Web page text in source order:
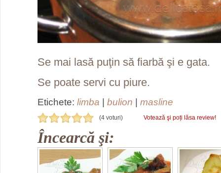
Se mai lasă puţin să fiarbă şi e gata.
Se poate servi cu piure.
Etichete: limba bulion masline
(4 voturi) Votează şi poți lăsa review!
Încearcă şi: